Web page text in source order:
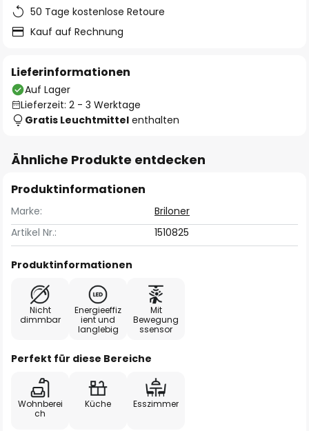
50 Tage kostenlose Retoure
Kauf auf Rechnung
Lieferinformationen
Auf Lager
Lieferzeit: 2 - 3 Werktage
Gratis Leuchtmittel enthalten
Ähnliche Produkte entdecken
Produktinformationen
Marke:
Briloner
Artikel Nr.:
1510825
Produktinformationen
Nicht
dimmbar
Energieeffiz
ient und
langlebig
Mit
Bewegung
ssensor
Perfekt für diese Bereiche
Wohnberei
ch
Küche Esszimmer